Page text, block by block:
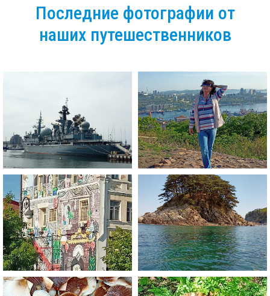
Последние фотографии от
наших путешественников